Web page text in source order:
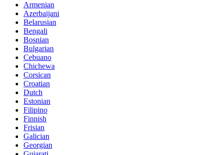
Armenian
Azerbaijani
Belarusian
Bengali
Bosnian
Bulgarian
Cebuano
Chichewa
Corsican
Croatian
Dutch
Estonian
Filipino
Finnish
Frisian
Galician
Georgian